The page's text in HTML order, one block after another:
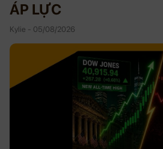
ÁP LỰC
Kylie - 05/08/2026